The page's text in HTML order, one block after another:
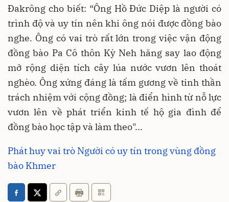
Đakrông cho biết: “Ông Hồ Đức Diệp là người có
trình độ và uy tín nên khi ông nói được đồng bào
nghe. Ông có vai trò rất lớn trong việc vận động
đồng bào Pa Cô thôn Kỳ Neh hăng say lao động
mở rộng diện tích cây lúa nước vươn lên thoát
nghèo. Ông xứng đáng là tấm gương về tinh thần
trách nhiệm với cộng đồng; là điển hình từ nỗ lực
vươn lên về phát triển kinh tế hộ gia đình để
đồng bào học tập và làm theo"...
Phát huy vai trò Người có uy tín trong vùng đồng
bào Khmer